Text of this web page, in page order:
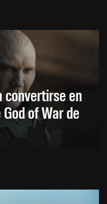
convertirse en
of War de